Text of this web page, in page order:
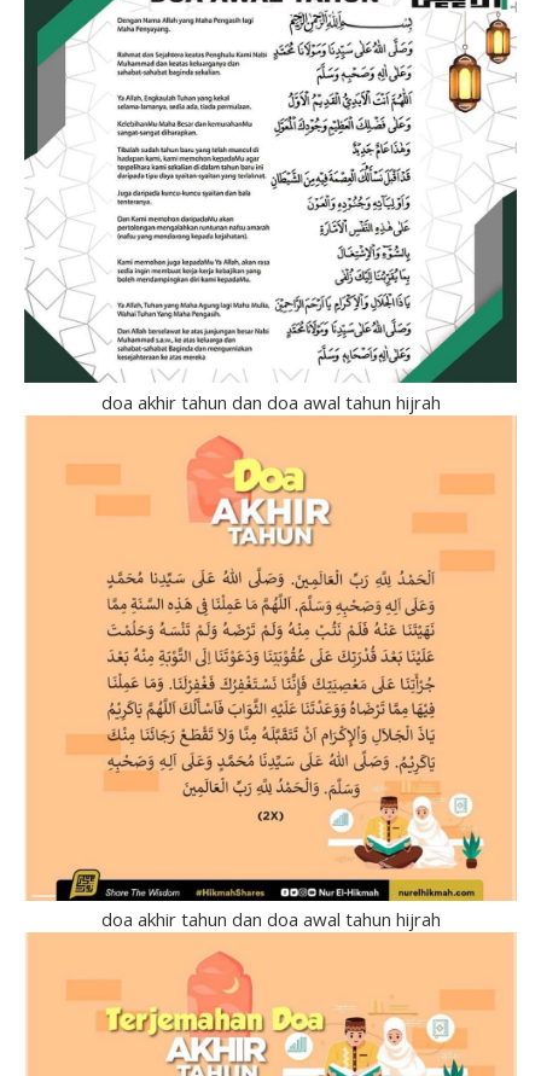
doa akhir tahun dan doa awal tahun hijrah
doa akhir tahun dan doa awal tahun hijrah